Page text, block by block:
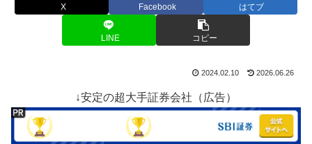
X Facebook はてブ
LINE コピー
2024.02.10 2026.06.26
↓安定の超大手証券会社（広告）